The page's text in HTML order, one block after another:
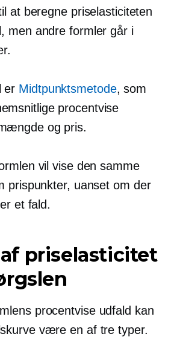
at beregne priselasticiteten
men andre formler går i
er Midtpunktsmetode, som
procentvise
og pris.
vil vise den samme
prispunkter, uanset om der
et fald.
priselasticitet
procentvise udfald kan
være en af ​​tre typer.